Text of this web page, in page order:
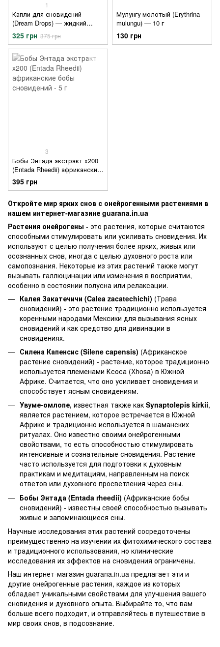
1
Капли для сновидений
(Dream Drops) — жидкий
экстракт💧10 мл
325 грн 375 грн
Мулунгу молотый (Erythrina
mulungu) — 10 г
130 грн
3
Бобы Энтада экстракт x200
(Entada Rheedii) африканские
бобы сновидений - 5 г
395 грн
Откройте мир ярких снов с онейрогенными растениями в
нашем интернет-магазине guarana.in.ua
Растения онейрогены - это растения, которые считаются
способными стимулировать или усиливать сновидения. Их
используют с целью получения более ярких, живых или
осознанных снов, иногда с целью духовного роста или
самопознания. Некоторые из этих растений также могут
вызывать галлюцинации или изменения в восприятии,
особенно в состоянии полусна или релаксации.
Калея Закатечичи (Calea zacatechichi) (Трава
сновидений) - это растение традиционно используется
коренными народами Мексики для вызывания ясных
сновидений и как средство для дивинации в
сновидениях.
Силена Капенсис (Silene capensis) (Африканское
растение сновидений) - растение, которое традиционно
используется племенами Ксоса (Xhosa) в Южной
Африке. Считается, что оно усиливает сновидения и
способствует ясным сновидениям.
Увуме-омлопе, известная также как Synaptolepis kirkii,
является растением, которое встречается в Южной
Африке и традиционно используется в шаманских
ритуалах. Оно известно своими онейрогенными
свойствами, то есть способностью стимулировать
интенсивные и сознательные сновидения. Растение
часто используется для подготовки к духовным
практикам и медитациям, направленным на поиск
ответов или духовного просветления через сны.
Бобы Энтада (Entada rheedii) (Африканские бобы
сновидений) - известны своей способностью вызывать
живые и запоминающиеся сны.
Научные исследования этих растений сосредоточены
преимущественно на изучении их фитохимического состава
и традиционного использования, но клинические
исследования их эффектов на сновидения ограничены.
Наш интернет-магазин guarana.in.ua предлагает эти и
другие онейрогенные растения, каждое из которых
обладает уникальными свойствами для улучшения вашего
сновидения и духовного опыта. Выбирайте то, что вам
больше всего подходит, и отправляйтесь в путешествие в
мир своих снов, в подсознание.